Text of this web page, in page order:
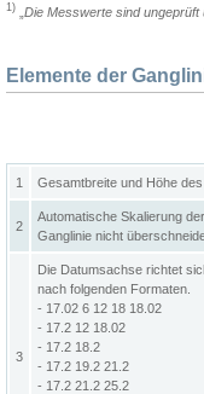
1) Die Messwerte sind
Elemente der
1 Gesamtbreite und Höhe
2
Automatische Skalierung
Ganglinie nicht
3
Die Datumsachse richtet
nach folgenden Formaten.
- 17.02 6 12 18 18.02
- 17.2 12 18.02
- 17.2 18.2
- 17.2 19.2 21.2
- 17.2 21.2 25.2